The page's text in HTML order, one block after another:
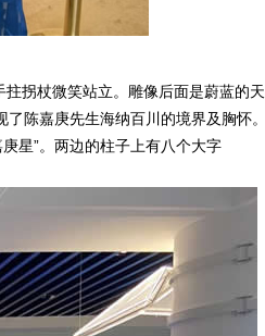
拐杖微笑站立。雕像后面是蔚蓝的天
陈嘉庚先生海纳百川的境界及胸怀。
星”。两边的柱子上有八个大字